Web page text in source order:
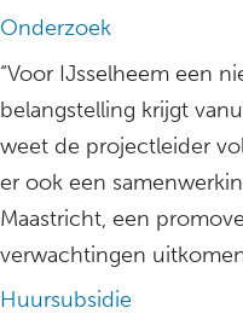
Onderzoek
“Voor IJsselheem een
belangstelling krijgt
weet de projectleider
er ook een
Maastricht, een
verwachtingen
Huursubsidie